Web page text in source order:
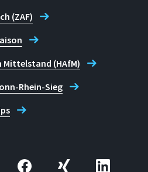
(ZAF)
(HAfM)
Rhein-Sieg